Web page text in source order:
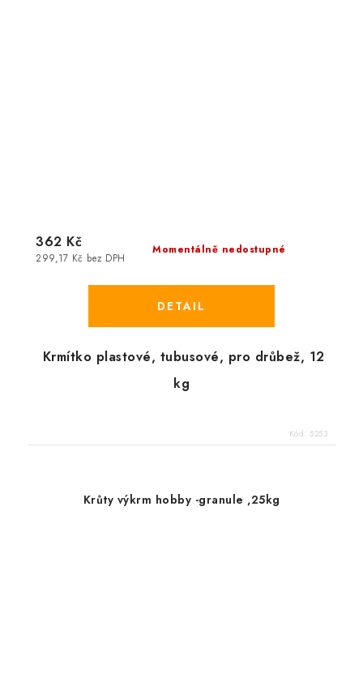
Momentálně nedostupné
299,17 Kč bez DPH
362 Kč
Krmítko plastové, tubusové, pro drůbež, 12
kg
Kód: 5253
Krůty výkrm hobby -granule ,25kg